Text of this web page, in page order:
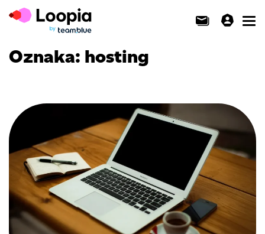
Oznaka: hosting